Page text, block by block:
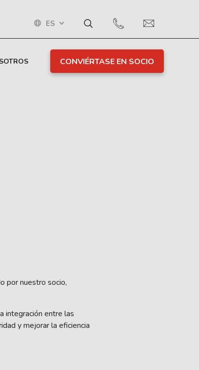
ES
CONVIÉRTASE EN SOCIO
por nuestro socio,
integración entre las
y mejorar la eficiencia